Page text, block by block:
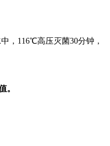
，116℃高压灭菌30分钟，
。